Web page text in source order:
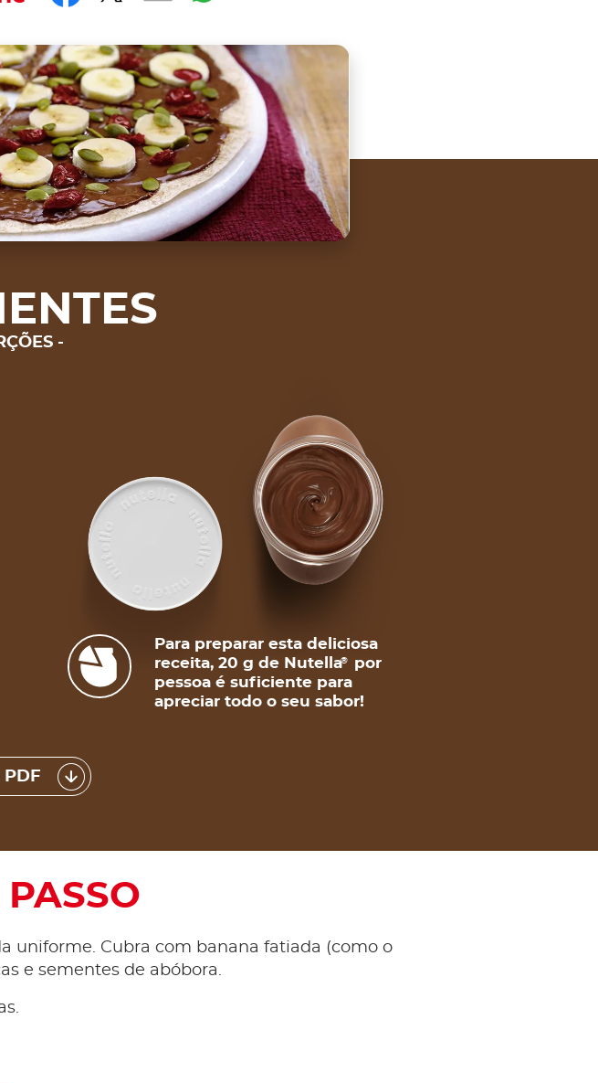
Para preparar esta deliciosa
receita, 20 g de Nutella®
por
pessoa é suficiente para
apreciar todo o seu sabor!
PASSO
uniforme. Cubra com banana fatiada (como o
e sementes de abóbora.